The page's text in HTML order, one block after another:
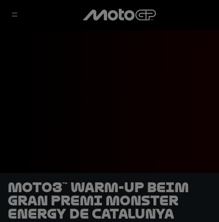
Moto3™ Warm-Up beim
Gran Premi Monster
Energy de Catalunya